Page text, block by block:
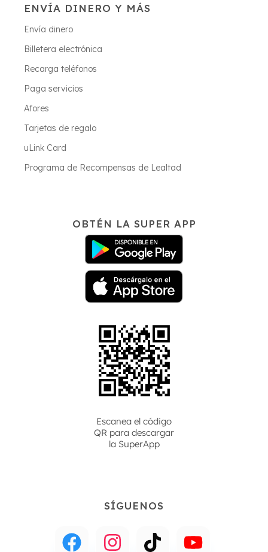
ENVÍA DINERO Y MÁS
Envía dinero
Billetera electrónica
Recarga teléfonos
Paga servicios
Afores
Tarjetas de regalo
uLink Card
Programa de Recompensas de Lealtad
OBTÉN LA SUPER APP
Escanea el código
QR para descargar
la SuperApp
SÍGUENOS